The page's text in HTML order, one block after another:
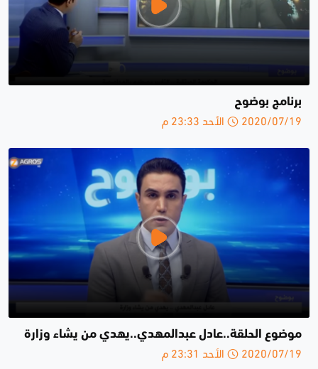
برنامج بوضوح
2020/07/19 الأحد 23:33 م
موضوع الحلقة..عادل عبدالمهدي..يهدي من يشاء وزارة
2020/07/19 الأحد 23:31 م